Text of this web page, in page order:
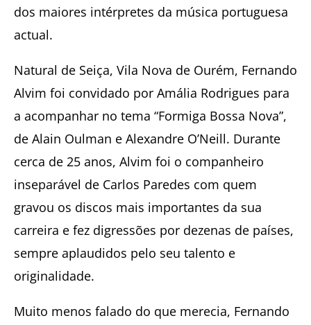
dos maiores intérpretes da música portuguesa
actual.
Natural de Seiça, Vila Nova de Ourém, Fernando
Alvim foi convidado por Amália Rodrigues para
a acompanhar no tema “Formiga Bossa Nova”,
de Alain Oulman e Alexandre O’Neill. Durante
cerca de 25 anos, Alvim foi o companheiro
inseparável de Carlos Paredes com quem
gravou os discos mais importantes da sua
carreira e fez digressões por dezenas de países,
sempre aplaudidos pelo seu talento e
originalidade.
Muito menos falado do que merecia, Fernando